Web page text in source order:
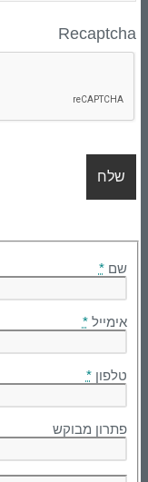
Recaptcha
שם*
אימייל*
טלפון*
פתרון מבוקש